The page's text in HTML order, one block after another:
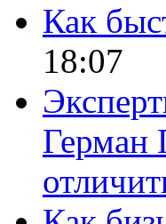
Как
18:07
Герман